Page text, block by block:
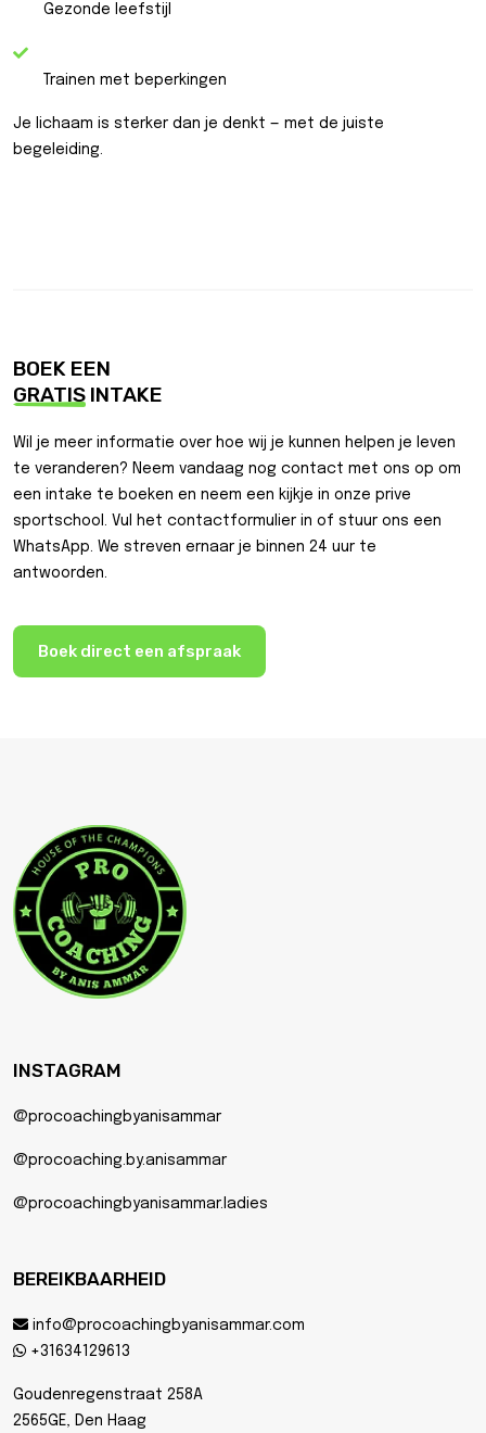
Gezonde leefstijl
Trainen met beperkingen
Je lichaam is sterker dan je denkt — met de juiste
begeleiding.
BOEK EEN
GRATIS INTAKE
Wil je meer informatie over hoe wij je kunnen helpen je leven
te veranderen? Neem vandaag nog contact met ons op om
een intake te boeken en neem een kijkje in onze prive
sportschool. Vul het contactformulier in of stuur ons een
WhatsApp. We streven ernaar je binnen 24 uur te
antwoorden.
Boek direct een afspraak
INSTAGRAM
@procoachingbyanisammar
@procoaching.by.anisammar
@procoachingbyanisammar.ladies
BEREIKBAARHEID
info@procoachingbyanisammar.com
+31634129613
Goudenregenstraat 258A
2565GE, Den Haag